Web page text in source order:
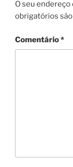
O seu
obrigatórios
Comentário*